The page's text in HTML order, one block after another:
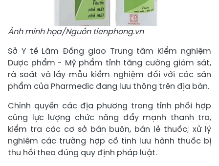
Ảnh minh họa/Nguồn tienphong.vn
Sở Y tế Lâm Đồng giao Trung tâm Kiểm nghiệm
Dược phẩm - Mỹ phẩm tỉnh tăng cường giám sát,
rà soát và lấy mẫu kiểm nghiệm đối với các sản
phẩm của Pharmedic đang lưu thông trên địa bàn.
Chính quyền các địa phương trong tỉnh phối hợp
cùng lực lượng chức năng đẩy mạnh thanh tra,
kiểm tra các cơ sở bán buôn, bán lẻ thuốc; xử lý
nghiêm các trường hợp cố tình lưu hành thuốc bị
thu hồi theo đúng quy định pháp luật.